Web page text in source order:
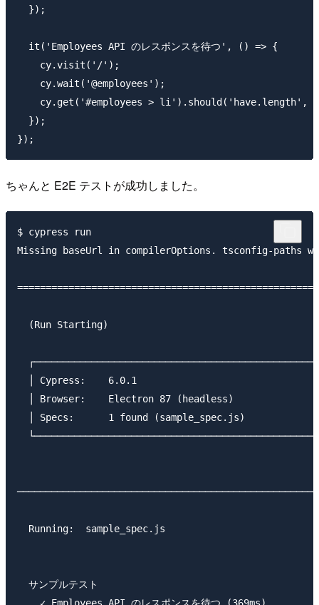
  });
  it('Employees API のレスポンスを待つ', () => {
    cy.visit('/');
    cy.wait('@employees');
cy.get('#employees > li').should('have.length',
  });
ちゃんと E2E テストが成功しました。
$ cypress run
Missing baseUrl in compilerOptions. tsconfig-paths
  (Run Starting)
│ Cypress:    6.0.1
│ Browser:    Electron 87 (headless)
│ Specs:      1 found (sample_spec.js)
Running:  sample_spec.js
  サンプルテスト